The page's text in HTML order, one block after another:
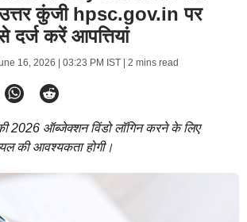
उत्तर कुंजी hpsc.gov.in पर
दर्ज करें आपत्तियां
16, 2026 | 03:23 PM IST| 2 mins read
2026 ऑब्जेक्शन विंडो लॉगिन करने के लिए
की आवश्यकता होगी।